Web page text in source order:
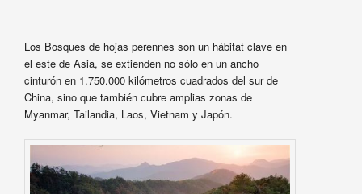
Los Bosques de hojas perennes son un hábitat clave en
el este de Asia, se extienden no sólo en un ancho
cinturón en 1.750.000 kilómetros cuadrados del sur de
China, sino que también cubre amplias zonas de
Myanmar, Tailandia, Laos, Vietnam y Japón.